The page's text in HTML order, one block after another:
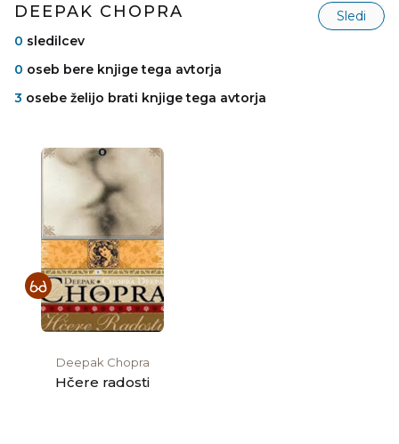
DEEPAK CHOPRA
Sledi
0 sledilcev
0 oseb bere knjige tega avtorja
3 osebe želijo brati knjige tega avtorja
Deepak Chopra
Hčere radosti